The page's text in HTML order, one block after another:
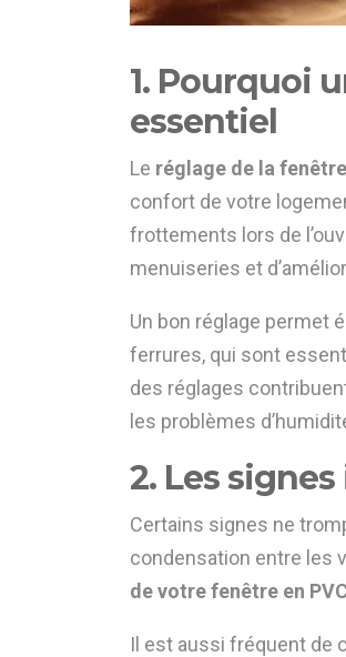
1. Pourquoi
essentiel
Le réglage de la
confort de votre
frottements lors de
menuiseries et
Un bon réglage permet
ferrures, qui sont
des réglages
les problèmes
2. Les
Certains signes ne
condensation entre les
de votre fenêtre en
Il est aussi fréquent de